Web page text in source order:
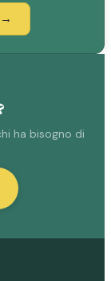
ha bisogno di